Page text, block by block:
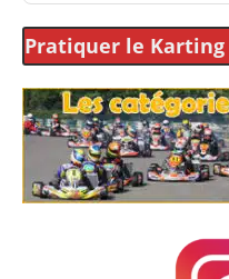
Pratiquer le Karting